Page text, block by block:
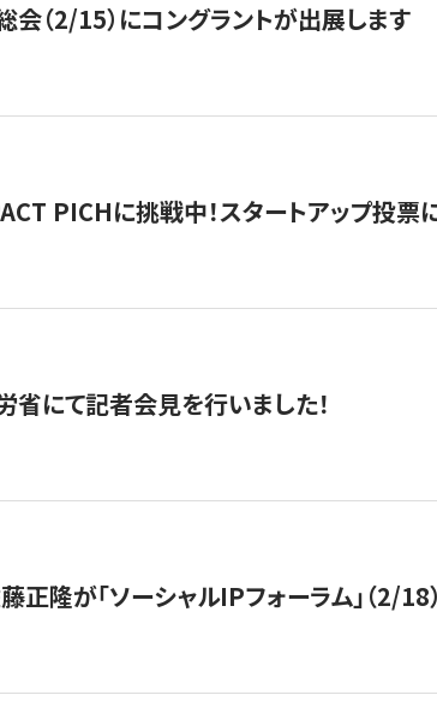
（2/15）にコングラントが出展します
PICHに挑戦中！スタートアップ投票
にて記者会見を行いました！
正隆が「ソーシャルIPフォーラム」（2/18